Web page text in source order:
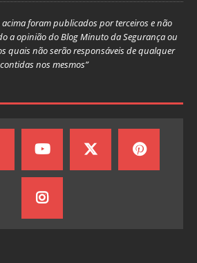
acima foram publicados por terceiros e não
a opinião do Blog Minuto da Segurança ou
quais não serão responsáveis de qualquer
nos mesmos”